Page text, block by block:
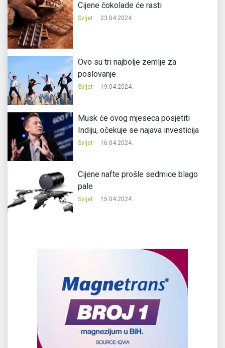
Cijene čokolade će rasti
Svijet 23.04.2024.
Ovo su tri najbolje zemlje za
poslovanje
Svijet 19.04.2024.
Musk će ovog mjeseca posjetiti
Indiju, očekuje se najava investicija
Svijet 16.04.2024.
Cijene nafte prošle sedmice blago
pale
Svijet 15.04.2024.